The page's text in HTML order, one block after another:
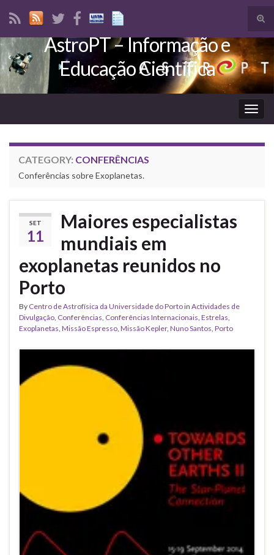
Search for:
AstroPT – Informação e
Educação Científica
CATEGORY: CONFERÊNCIAS
Conferências sobre Exoplanetas.
SET
11
Maiores especialistas
mundiais em
exoplanetas reunidos no
Porto
By Centro de Astrofísica da Universidade do Portoin Actividades de
Divulgação, Conferências, Conferências Internacionais, Estrelas,
Exoplanetas, Missão Espresso, Missão Kepler, Nuno Santos, Porto